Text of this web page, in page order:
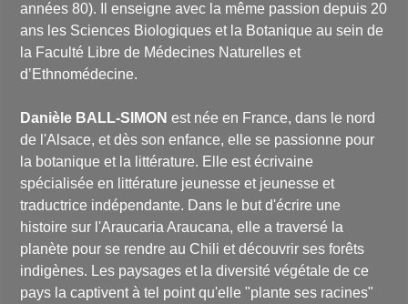
années 80). Il enseigne avec la même passion depuis 20
ans les Sciences Biologiques et la Botanique au sein de
la Faculté Libre de Médecines Naturelles et
d’Ethnomédecine.
Danièle BALL-SIMON est née en France, dans le nord
de l'Alsace, et dès son enfance, elle se passionne pour
la botanique et la littérature. Elle est écrivaine
spécialisée en littérature jeunesse et jeunesse et
traductrice indépendante. Dans le but d'écrire une
histoire sur l'Araucaria Araucana, elle a traversé la
planète pour se rendre au Chili et découvrir ses forêts
indigènes. Les paysages et la diversité végétale de ce
pays la captivent à tel point qu'elle "plante ses racines"